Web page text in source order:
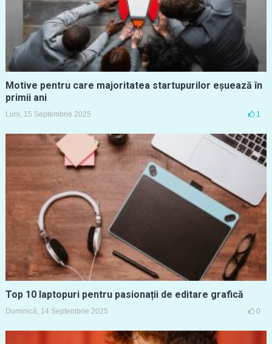
Motive pentru care majoritatea startupurilor eșuează în
primii ani
Luni, 15 Septembrie 2025 1
Top 10 laptopuri pentru pasionații de editare grafică
Duminică, 14 Septembrie 2025 0